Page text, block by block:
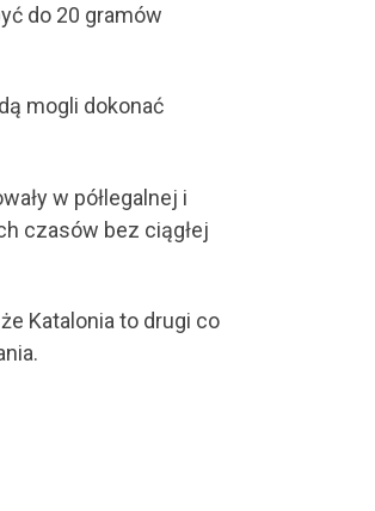
do 20 gramów
mogli dokonać
w półlegalnej i
czasów bez ciągłej
Katalonia to drugi co